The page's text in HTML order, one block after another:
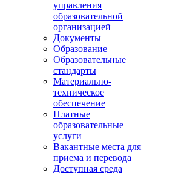
управления
образовательной
организацией
Документы
Образование
Образовательные
стандарты
Материально-
техническое
обеспечение
Платные
образовательные
услуги
Вакантные места для
приема и перевода
Доступная среда